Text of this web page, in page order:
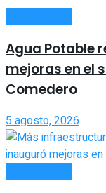
Agua Potable
mejoras en el
Comedero
5 agosto, 2026